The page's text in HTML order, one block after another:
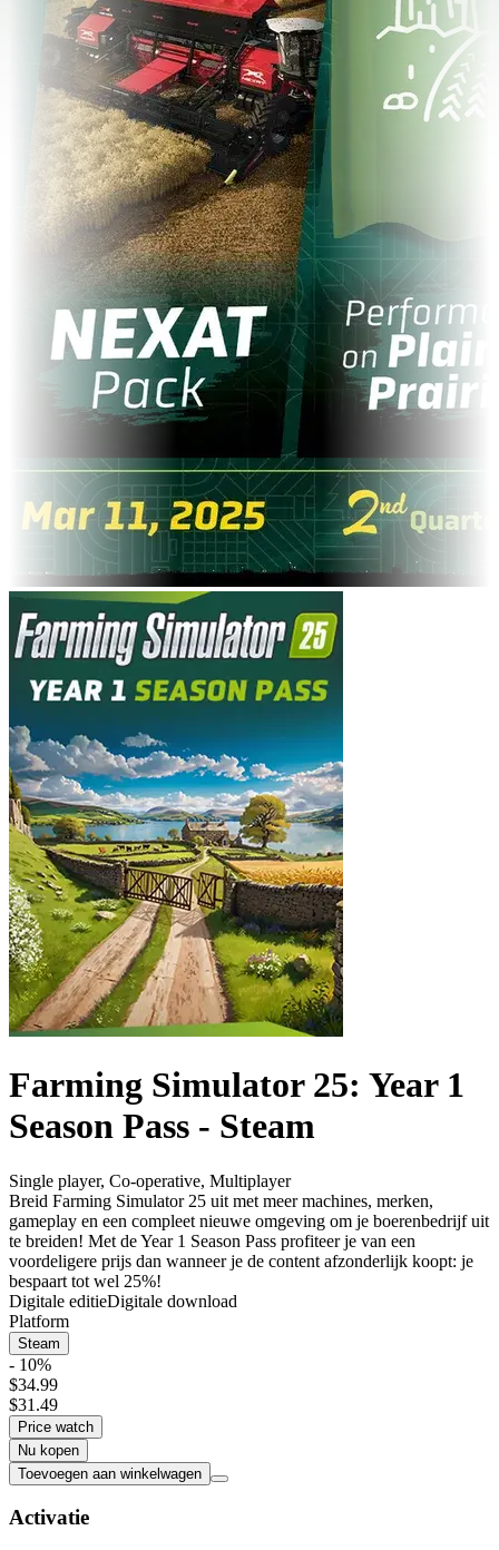
Farming Simulator 25: Year 1
Season Pass - Steam
Single player, Co-operative, Multiplayer
Breid Farming Simulator 25 uit met meer machines, merken,
gameplay en een compleet nieuwe omgeving om je boerenbedrijf uit
te breiden! Met de Year 1 Season Pass profiteer je van een
voordeligere prijs dan wanneer je de content afzonderlijk koopt: je
bespaart tot wel 25%!
Digitale editieDigitale download
Platform
Steam
- 10%
$34.99
$31.49
Price watch
Nu kopen
Toevoegen aan winkelwagen
Activatie